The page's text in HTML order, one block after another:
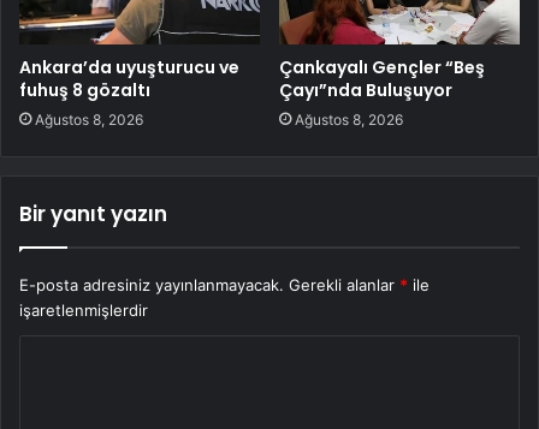
Ankara’da uyuşturucu ve
fuhuş 8 gözaltı
Ağustos 8, 2026
Çankayalı Gençler “Beş
Çayı”nda Buluşuyor
Ağustos 8, 2026
Bir yanıt yazın
E-posta adresiniz yayınlanmayacak. Gerekli alanlar * ile
işaretlenmişlerdir